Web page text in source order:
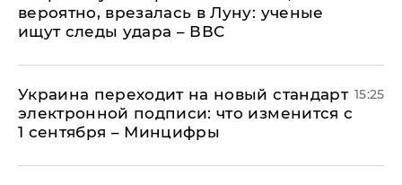
вероятно, врезалась в Луну: ученые
ищут следы удара – ВВС
Украина переходит на новый стандарт
электронной подписи: что изменится с
1 сентября – Минцифры
15:25